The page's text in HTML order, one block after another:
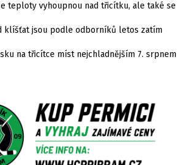
teploty vyhoupnou nad třicítku, ale také se
klíšťat jsou podle odborníků letos zatím
na třicítce míst nejchladnějším 7. srpnem